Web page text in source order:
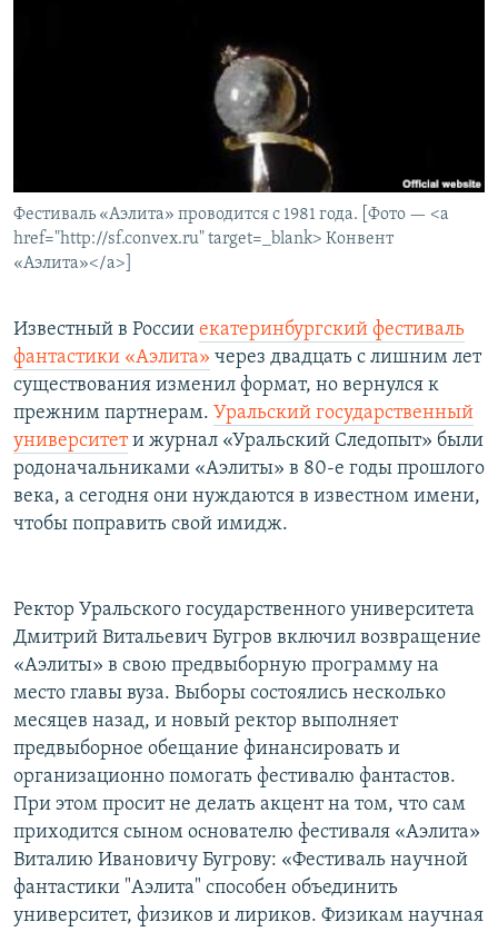
ПОДПИШИТЕСЬ НА РАССЫЛКУ
Все сайты РСЕ/РС
Фестиваль «Аэлита» проводится с 1981 года. [Фото — <a
href="http://sf.convex.ru" target=_blank> Конвент
«Аэлита»</a>]
Известный в России екатеринбургский фестиваль
фантастики «Аэлита» через двадцать с лишним лет
существования изменил формат, но вернулся к
прежним партнерам. Уральский государственный
университети журнал «Уральский Следопыт» были
родоначальниками «Аэлиты» в 80-е годы прошлого
века, а сегодня они нуждаются в известном имени,
чтобы поправить свой имидж.
Ректор Уральского государственного университета
Дмитрий Витальевич Бугров включил возвращение
«Аэлиты» в свою предвыборную программу на
место главы вуза. Выборы состоялись несколько
месяцев назад, и новый ректор выполняет
предвыборное обещание финансировать и
организационно помогать фестивалю фантастов.
При этом просит не делать акцент на том, что сам
приходится сыном основателю фестиваля «Аэлита»
Виталию Ивановичу Бугрову: «Фестиваль научной
фантастики "Аэлита" способен объединить
университет, физиков и лириков. Физикам научная